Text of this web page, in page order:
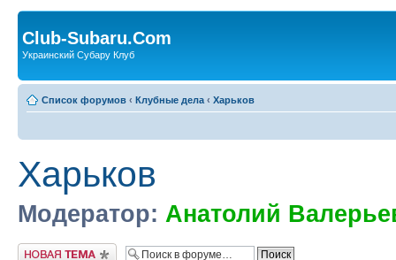
Club-Subaru.Com
Украинский Субару Клуб
Список форумов ‹ Клубные дела ‹ Харьков
Харьков
Модератор: Анатолий
Новая тема